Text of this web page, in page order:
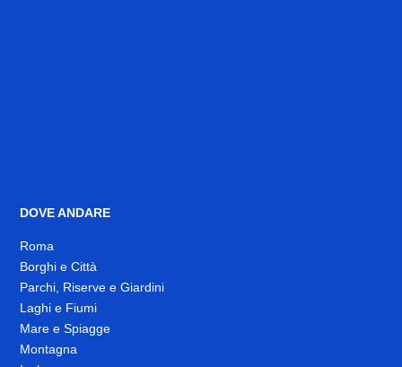
DOVE ANDARE
Roma
Borghi e Città
Parchi, Riserve e Giardini
Laghi e Fiumi
Mare e Spiagge
Montagna